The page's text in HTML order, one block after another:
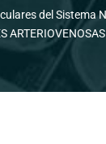
del Sistema
ARTERIOVENOSAS